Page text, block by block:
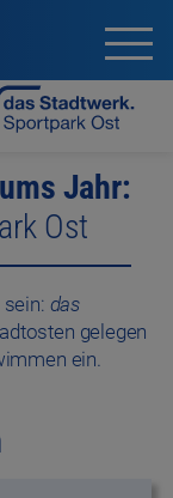
Jahr:
Ost
das
gelegen
ein.